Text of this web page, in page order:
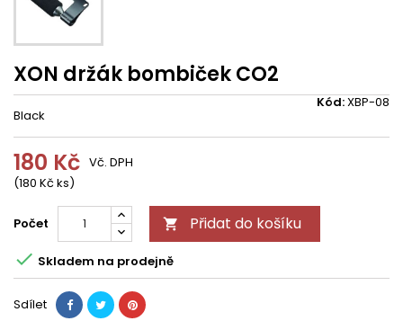
XON držák bombiček CO2
Kód:XBP-08
Black
180 Kč
(180 Kč ks)
Vč. DPH
Počet  Přidat do košíku
 Skladem na prodejně
Sdílet